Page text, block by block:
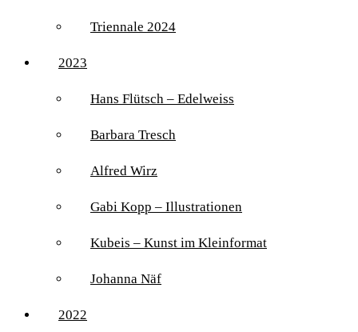
Triennale 2024
2023
Hans Flütsch – Edelweiss
Barbara Tresch
Alfred Wirz
Gabi Kopp – Illustrationen
Kubeis – Kunst im Kleinformat
Johanna Näf
2022